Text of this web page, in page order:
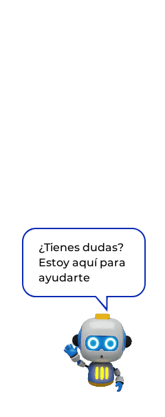
¿Tienes dudas?
Estoy aquí para
ayudarte